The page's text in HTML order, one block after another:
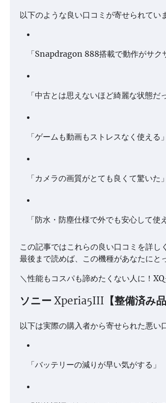
以下のような良い口コミが寄せられてい
「Snapdragon 888搭載で動作がサク
「中古とは思えないほど綺麗な状態だ
「ゲームも動画もストレスなく使える」
「カメラの画質がとても良くて驚いた」
「防水・防塵仕様で外でも安心して使
この記事ではこれらの良い口コミを詳し
最後まで読めば、この機種があなたにと
＼性能もコスパも諦めたくない人に！
ソニー Xperia5III【整備済み
以下は実際の購入者から寄せられた悪い
「バッテリーの減りが早い気がする」